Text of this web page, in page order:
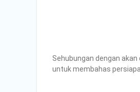
Sehubungan dengan
untuk membahas